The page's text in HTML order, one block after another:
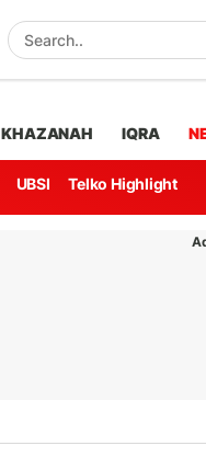
KHAZANAH IQRA
UBSI Telko Highlight